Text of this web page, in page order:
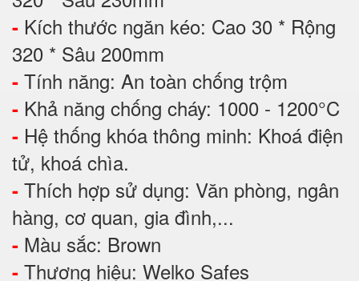
- Kích thước ngăn kéo: Cao 30 * Rộng
320 * Sâu 200mm
- Tính năng: An toàn chống trộm
- Khả năng chống cháy: 1000 - 1200°C
- Hệ thống khóa thông minh: Khoá điện
tử, khoá chìa.
- Thích hợp sử dụng: Văn phòng, ngân
hàng, cơ quan, gia đình,...
- Màu sắc: Brown
- Thương hiệu: Welko Safes